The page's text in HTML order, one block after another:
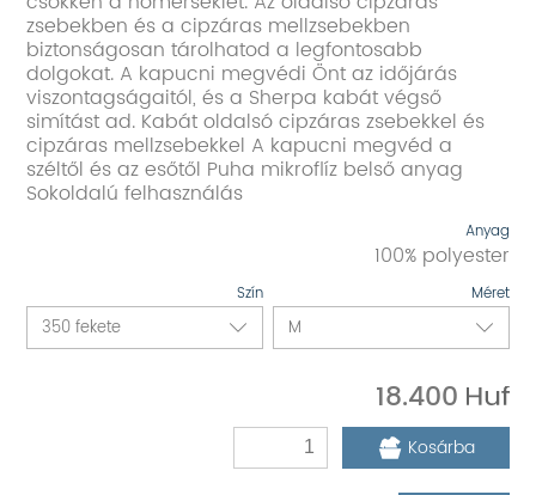
zsebekben és a cipzáras mellzsebekben
biztonságosan tárolhatod a legfontosabb
dolgokat. A kapucni megvédi Önt az időjárás
viszontagságaitól, és a Sherpa kabát végső
simítást ad. Kabát oldalsó cipzáras zsebekkel és
cipzáras mellzsebekkel A kapucni megvéd a
széltől és az esőtől Puha mikroflíz belső anyag
Sokoldalú felhasználás
Szín Méret
Anyag
100% polyester
18.400
Kosárba